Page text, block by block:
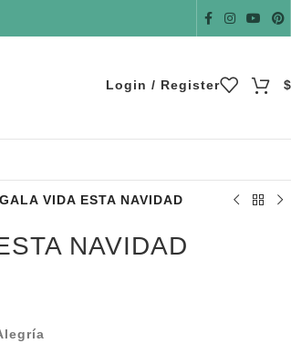
Login / Register $
VIDA ESTA NAVIDAD
NAVIDAD